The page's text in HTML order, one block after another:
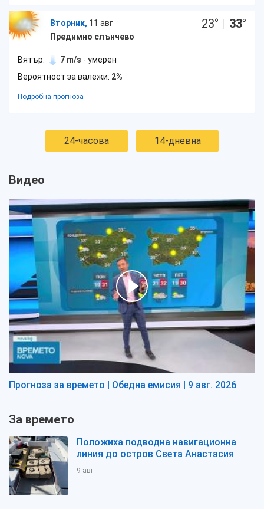
Вторник, 11 авг
Предимно слънчево
23° | 33°
Вятър: 7 m/s - умерен
Вероятност за валежи: 2%
Подробна прогноза
24-часова 14-дневна
Видео
Прогноза за времето | Обедна емисия | 9 авг. 2026
За времето
Положиха подводна навигационна
линия до остров Света Анастасия
9 авг